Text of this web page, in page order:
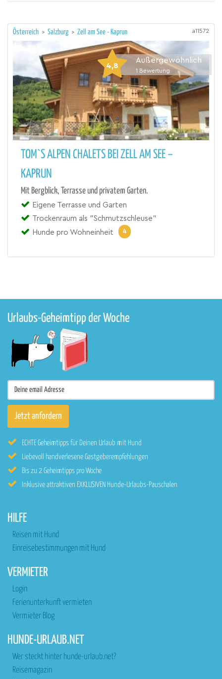
Österreich > Salzburg > Zell am See - Kaprun a11572
4,8
Außergewöhnlich
1 Bewertung
TOM`S ALPEN CHALETS BEI ZELL AM SEE –
KAPRUN
Mit Bergblick, Terrasse und privatem Garten.
Eigene Terrasse und Garten
Trockenraum als "Schmutzschleuse"
Hunde pro Wohneinheit
4
Urlaubs-Geheimtipp der Woche
ECHTE Geheimtipps für Deinen Urlaub mit Hund
Liebevoll handverlesene Gastgeberempfehlungen
Bis zu 2 Geheimtipps pro Woche
Inklusive attraktiven EXKLUSIVEN Hunde-Urlaubs-Pauschalen
HILFE
Reisen mit Hund
Einreisebestimmungen mit Hund
VERMIETER
Login
Ferienunterkunft vermieten
Vermieter Blog
HUNDE-URLAUB.NET
Wer steckt hinter hunde-urlaub.net?
Reisemagazin